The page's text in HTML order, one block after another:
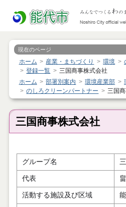
現在のページ
ホーム 産業・まちづくり 環境
登録一覧
三国商事株式会社
ホーム
部署別案内 環境産業部
のしろクリーンパートナー
三国
三国商事株式会社
グループ名
代表
活動する施設及び区域